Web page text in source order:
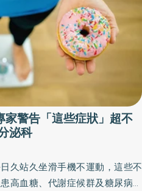
警告「這些症狀」超不
泌科
久站久坐滑手機不運動，這些不
高血糖、代謝症候群及糖尿病。